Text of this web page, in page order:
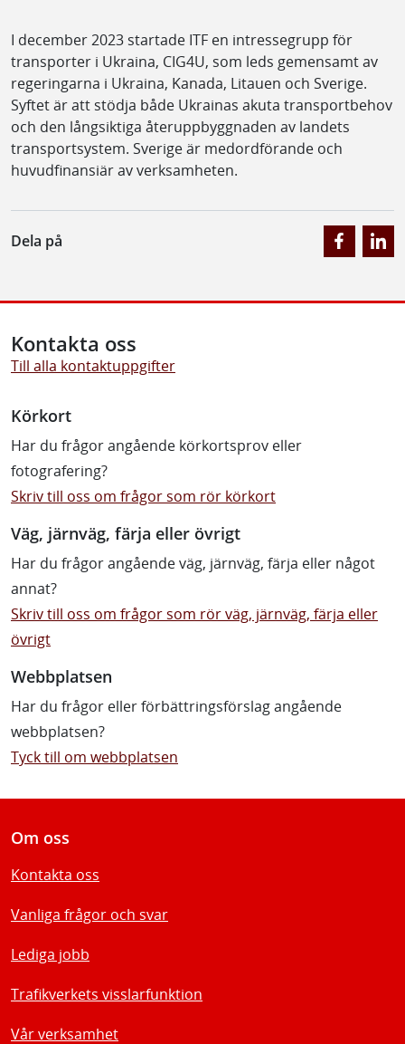
I december 2023 startade ITF en intressegrupp för
transporter i Ukraina, CIG4U, som leds gemensamt av
regeringarna i Ukraina, Kanada, Litauen och Sverige.
Syftet är att stödja både Ukrainas akuta transportbehov
och den långsiktiga återuppbyggnaden av landets
transportsystem. Sverige är medordförande och
huvudfinansiär av verksamheten.
Dela på
Kontakta oss
Till alla kontaktuppgifter
Körkort
Har du frågor angående körkortsprov eller
fotografering?
Skriv till oss om frågor som rör körkort
Väg, järnväg, färja eller övrigt
Har du frågor angående väg, järnväg, färja eller något
annat?
Skriv till oss om frågor som rör väg, järnväg, färja eller
övrigt
Webbplatsen
Har du frågor eller förbättringsförslag angående
webbplatsen?
Tyck till om webbplatsen
Om oss
Kontakta oss
Vanliga frågor och svar
Lediga jobb
Trafikverkets visslarfunktion
Vår verksamhet